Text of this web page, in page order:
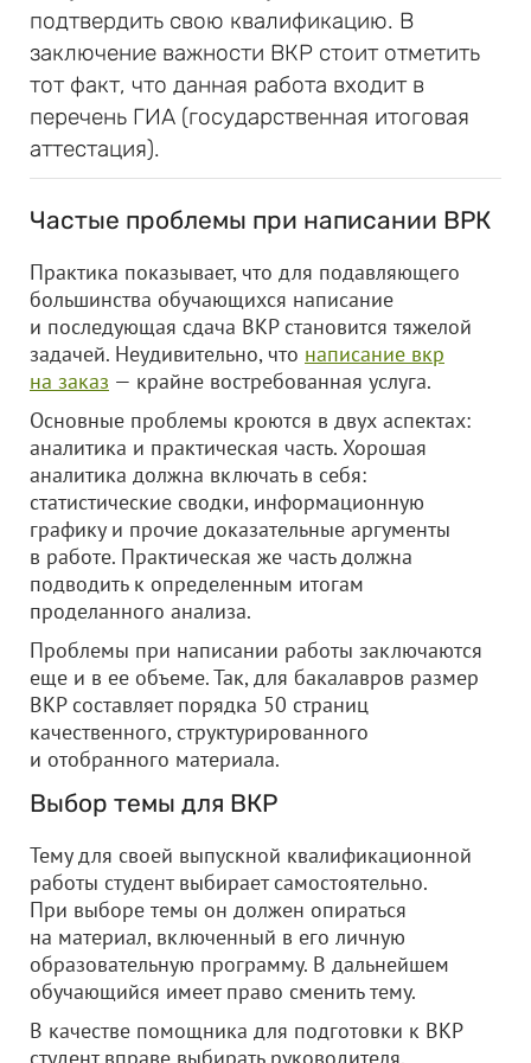
подтвердить свою квалификацию. В
заключение важности ВКР стоит отметить
тот факт, что данная работа входит в
перечень ГИА (государственная итоговая
аттестация).
Частые проблемы при написании ВРК
Практика показывает, что для подавляющего
большинства обучающихся написание
и последующая сдача ВКР становится тяжелой
задачей. Неудивительно, что написание вкр
на заказ — крайне востребованная услуга.
Основные проблемы кроются в двух аспектах:
аналитика и практическая часть. Хорошая
аналитика должна включать в себя:
статистические сводки, информационную
графику и прочие доказательные аргументы
в работе. Практическая же часть должна
подводить к определенным итогам
проделанного анализа.
Проблемы при написании работы заключаются
еще и в ее объеме. Так, для бакалавров размер
ВКР составляет порядка 50 страниц
качественного, структурированного
и отобранного материала.
Выбор темы для ВКР
Тему для своей выпускной квалификационной
работы студент выбирает самостоятельно.
При выборе темы он должен опираться
на материал, включенный в его личную
образовательную программу. В дальнейшем
обучающийся имеет право сменить тему.
В качестве помощника для подготовки к ВКР